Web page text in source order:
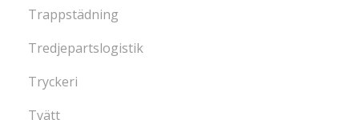
Trappstädning
Tredjepartslogistik
Tryckeri
Tvätt